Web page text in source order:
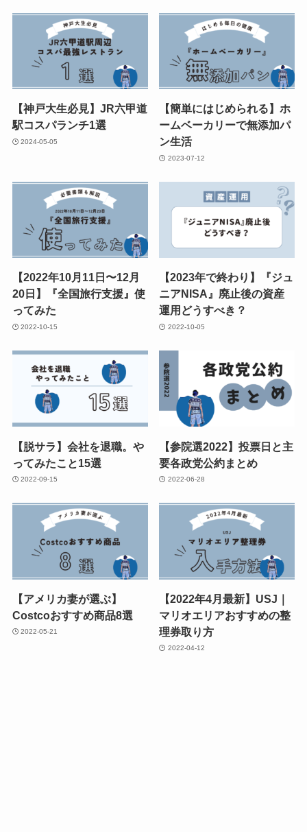
【神戸大生必見】JR六甲道
駅コスパランチ1選
2024-05-05
【簡単にはじめられる】ホ
ームベーカリーで無添加パ
ン生活
2023-07-12
【2022年10月11日〜12月
20日】『全国旅行支援』使
ってみた
2022-10-15
【2023年で終わり】『ジュ
ニアNISA』廃止後の資産
運用どうすべき？
2022-10-05
【脱サラ】会社を退職。や
ってみたこと15選
2022-09-15
【参院選2022】投票日と主
要各政党公約まとめ
2022-06-28
【アメリカ妻が選ぶ】
Costcoおすすめ商品8選
2022-05-21
【2022年4月最新】USJ｜
マリオエリアおすすめの整
理券取り方
2022-04-12